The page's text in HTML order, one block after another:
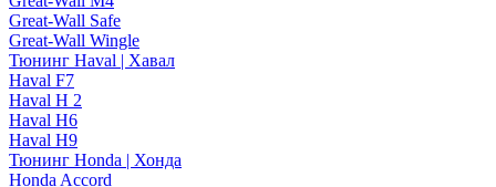
Great-Wall Safe
Great-Wall Wingle
Тюнинг Haval | Хавал
Haval F7
Haval H 2
Haval H6
Haval H9
Тюнинг Honda | Хонда
Honda Accord